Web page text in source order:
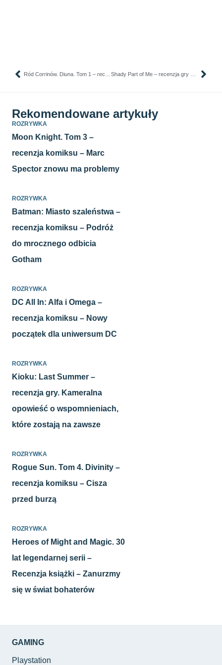
Rekomendowane artykuły
ROZRYWKA
Moon Knight. Tom 3 –
recenzja komiksu – Marc
Spector znowu ma problemy
ROZRYWKA
Batman: Miasto szaleństwa –
recenzja komiksu – Podróż
do mrocznego odbicia
Gotham
ROZRYWKA
DC All In: Alfa i Omega –
recenzja komiksu – Nowy
początek dla uniwersum DC
ROZRYWKA
Kioku: Last Summer –
recenzja gry. Kameralna
opowieść o wspomnieniach,
które zostają na zawsze
ROZRYWKA
Rogue Sun. Tom 4. Divinity –
recenzja komiksu – Cisza
przed burzą
ROZRYWKA
Heroes of Might and Magic. 30
lat legendarnej serii –
Recenzja książki – Zanurzmy
się w świat bohaterów
GAMING
Playstation